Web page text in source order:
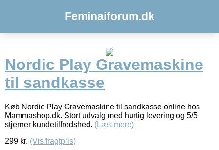
Feminaiforum.dk
Nordic Play Gravemaskine
til sandkasse
Køb Nordic Play Gravemaskine til sandkasse online hos
Mammashop.dk. Stort udvalg med hurtig levering og 5/5
stjerner kundetilfredshed. (Læs mere)
299 kr. (Vis fragtpris)